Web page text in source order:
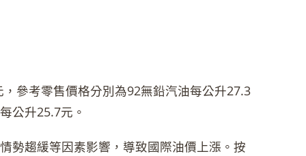
參考零售價格分別為92無鉛汽油每公升27.3
公升25.7元。
勢趨緩等因素影響，導致國際油價上漲。按